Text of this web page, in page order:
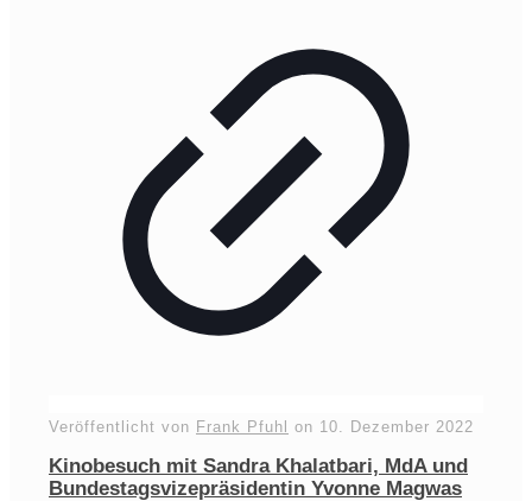
Veröffentlicht von Frank Pfuhl on 10. Dezember 2022
Kinobesuch mit Sandra Khalatbari, MdA und
Bundestagsvizepräsidentin Yvonne Magwas